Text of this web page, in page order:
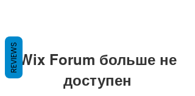
Wix Forum больше не
доступен
REVIEWS